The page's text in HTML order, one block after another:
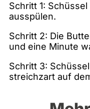
Schritt 1:
ausspülen.
Schritt 2: Die
und eine Minute
Schritt 3:
streichzart auf